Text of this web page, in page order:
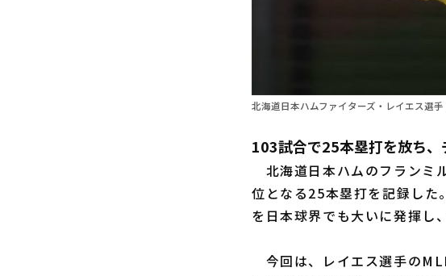
北海道日本ハムファイターズ・レイエス選
103試合で25本塁打を放ち
北海道日本ハムのフランミ
位となる25本塁打を記録し
を日本球界でも大いに発揮し
今回は、レイエス選手の